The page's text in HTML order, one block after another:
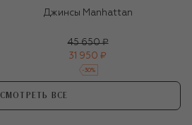
Джинсы Manhattan
45 650 ₽
31 950 ₽
-30%
СМОТРЕТЬ ВСЕ